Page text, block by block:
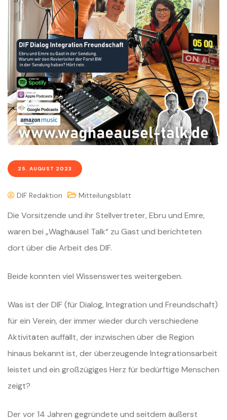
25. AUGUST 2023
DIF Redaktion Mitteilungsblatt
Die Vorsitzende und ihr Stellvertreter, Ebru und Emre,
waren bei „Waghäusel Talk“ zu Gast und berichteten
dort über die Arbeit des DIF.
Beide konnten viel Wissenswertes weitergeben.
Was ist der DIF (für Dialog, Integration und Freundschaft)
für ein Verein, der immer wieder durch verschiedene
Aktivitäten auffällt, der inzwischen über die Region
hinaus bekannt ist, der überzeugende Integrationsarbeit
leistet und ein großzügiges Herz für bedürftige Menschen
zeigt?
Der vor 14 Jahren gegründete und seitdem äußerst